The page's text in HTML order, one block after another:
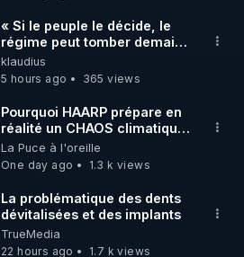
« Si le peuple le décide, le
régime peut tomber demain !
»
klaudius
5 hours ago
365 views
Pourquoi HAARP prépare en
réalité un CHAOS climatique,
on répond
La Puce à l'oreille
One day ago
1.3 k views
La problématique des dents
dévitalisées et des implants
TrueMedia
22 hours ago
1.7 k views